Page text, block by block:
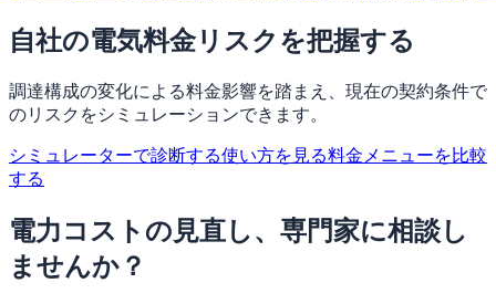
自社の電気料金リスクを把握する
調達構成の変化による料金影響を踏まえ、現在の契約条件で
のリスクをシミュレーションできます。
シミュレーターで診断する使い方を見る料金メニューを比較
する
電力コストの見直し、専門家に相談し
ませんか？